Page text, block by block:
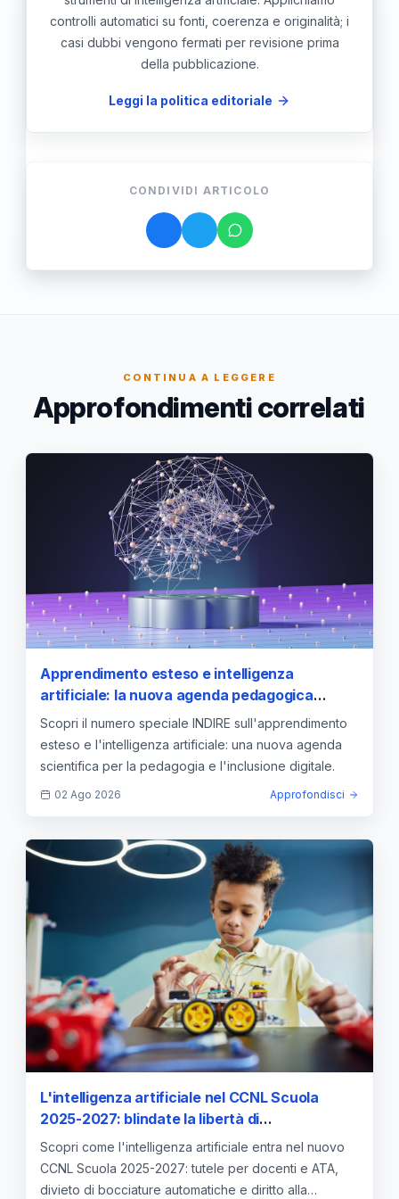
controlli automatici su fonti, coerenza e originalità; i
casi dubbi vengono fermati per revisione prima
della pubblicazione.
Leggi la politica editoriale
CONDIVIDI ARTICOLO
CONTINUA A LEGGERE
Approfondimenti correlati
Apprendimento esteso e intelligenza
artificiale: la nuova agenda pedagogica
coordinata da INDIRE
Scopri il numero speciale INDIRE sull'apprendimento
esteso e l'intelligenza artificiale: una nuova agenda
scientifica per la pedagogia e l'inclusione digitale.
02 Ago 2026 Approfondisci
L'intelligenza artificiale nel CCNL Scuola
2025-2027: blindate la libertà di
insegnamento e il divieto di decisioni
automatizzate
Scopri come l'intelligenza artificiale entra nel nuovo
CCNL Scuola 2025-2027: tutele per docenti e ATA,
divieto di bocciature automatiche e diritto alla